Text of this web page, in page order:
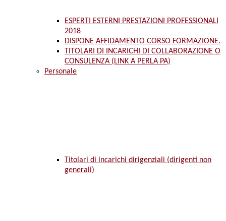
ESPERTI ESTERNI PRESTAZIONI PROFESSIONALI
2018
DISPONE AFFIDAMENTO CORSO FORMAZIONE.
TITOLARI DI INCARICHI DI COLLABORAZIONE O
CONSULENZA (LINK A PERLA PA)
Personale
Titolari di incarichi dirigenziali (dirigenti non
generali)